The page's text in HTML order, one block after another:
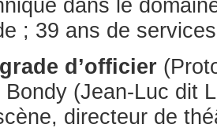
dans le
; 39 ans de
d’officier
Bondy (Jean-Luc dit
directeur de